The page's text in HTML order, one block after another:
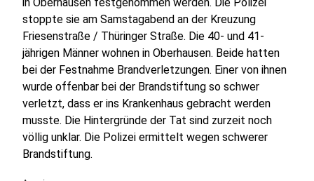
stoppte sie am Samstagabend an der Kreuzung
Friesenstraße / Thüringer Straße. Die 40- und 41-
jährigen Männer wohnen in Oberhausen. Beide hatten
bei der Festnahme Brandverletzungen. Einer von ihnen
wurde offenbar bei der Brandstiftung so schwer
verletzt, dass er ins Krankenhaus gebracht werden
musste. Die Hintergründe der Tat sind zurzeit noch
völlig unklar. Die Polizei ermittelt wegen schwerer
Brandstiftung.